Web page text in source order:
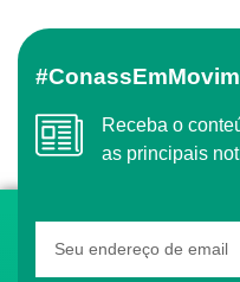
Receba o conteúdo semanal do Conass com
as principais